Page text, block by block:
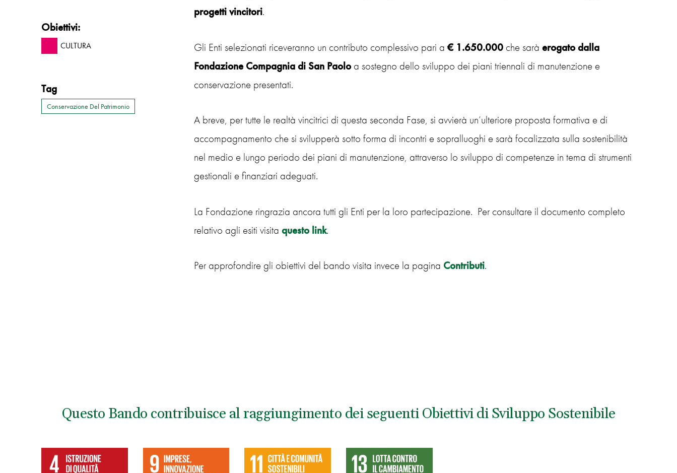
Obiettivi:
CULTURA
Tag
Conservazione Del Patrimonio
progetti vincitori.
Gli Enti selezionati riceveranno un contributo complessivo pari a€ 1.650.000che sarà erogato dalla
Fondazione Compagnia di San Paoloa sostegno dello sviluppo dei piani triennali di manutenzione e
conservazione presentati.
A breve, per tutte le realtà vincitrici di questa seconda Fase, si avvierà un’ulteriore proposta formativa e di
accompagnamento che si svilupperà sotto forma di incontri e sopralluoghi e sarà focalizzata sulla sostenibilità
nel medio e lungo periodo dei piani di manutenzione, attraverso lo sviluppo di competenze in tema di strumenti
gestionali e finanziari adeguati.
La Fondazione ringrazia ancora tutti gli Enti per la loro partecipazione. Per consultare il documento completo
relativo agli esiti visita questo link.
Per approfondire gli obiettivi del bando visita invece la pagina Contributi.
Questo Bando contribuisce al raggiungimento dei seguenti Obiettivi di Sviluppo Sostenibile